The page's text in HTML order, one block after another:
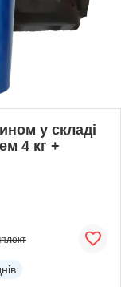
у складі
4 кг +